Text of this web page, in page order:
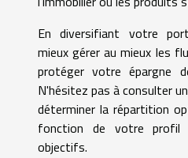
En diversifiant votre
mieux gérer au mieux les
protéger votre épargne
N'hésitez pas à consulter
déterminer la répartition
fonction de votre
objectifs.